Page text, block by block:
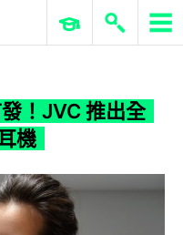
ERP 與商業 AI
！JVC 推出全
機